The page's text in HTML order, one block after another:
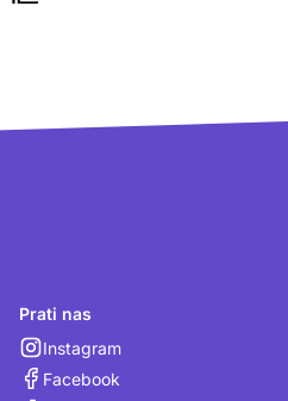
Prati nas
Instagram
Facebook